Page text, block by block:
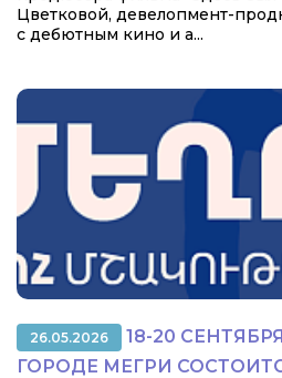
Цветковой, девелопмент-
с дебютным кино и а...
26.05.2026
18-20
ГОРОДЕ МЕГРИ